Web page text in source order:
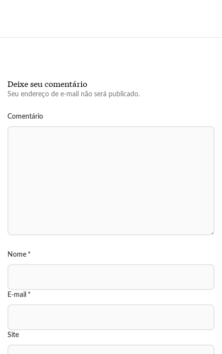
Deixe seu comentário
Seu endereço de e-mail não será publicado.
Comentário
Nome *
E-mail *
Site